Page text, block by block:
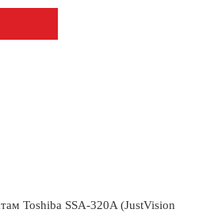
Toshiba SSA-320A (JustVision